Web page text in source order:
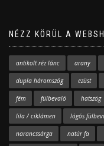
NÉZZ KÖRÜL A
antikolt réz lánc arany
dupla háromszög ezüst
fém fülbevaló hatszög
lila / ciklámen lógós
narancssárga natúr fa